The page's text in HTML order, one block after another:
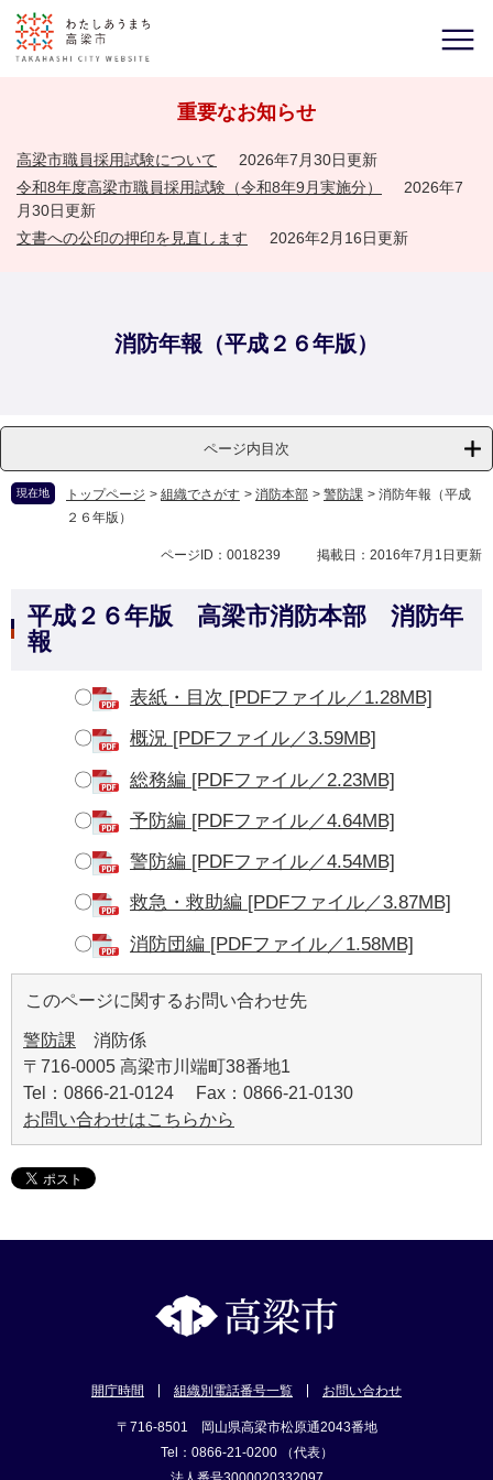
重要なお知らせ
高梁市職員採用試験について
2026年7月30日更新
令和8年度高梁市職員採用試験（令和8年9月実施分）
2026年7
月30日更新
文書への公印の押印を見直します
2026年2月16日更新
消防年報（平成２６年版）
ページ内目次
現在地 トップページ > 組織でさがす > 消防本部 > 警防課 > 消防年報（平成
２６年版）
ページID：0018239 掲載日：2016年7月1日更新
平成２６年版 高梁市消防本部 消防年
報
〇
表紙・目次 [PDFファイル／1.28MB]
〇
概況 [PDFファイル／3.59MB]
〇
総務編 [PDFファイル／2.23MB]
〇
予防編 [PDFファイル／4.64MB]
〇
警防編 [PDFファイル／4.54MB]
〇
救急・救助編 [PDFファイル／3.87MB]
〇
消防団編 [PDFファイル／1.58MB]
このページに関するお問い合わせ先
警防課 消防係
〒716-0005 高梁市川端町38番地1
Tel：0866-21-0124 Fax：0866-21-0130
お問い合わせはこちらから
開庁時間 組織別電話番号一覧 お問い合わせ
〒716-8501 岡山県高梁市松原通2043番地
Tel：0866-21-0200 （代表）